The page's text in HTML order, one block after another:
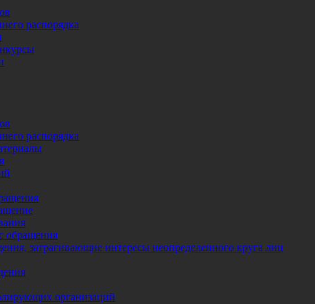
распорядка
распорядка
обращения
затрагивающие интересы неопределенного круга лиц
организаций